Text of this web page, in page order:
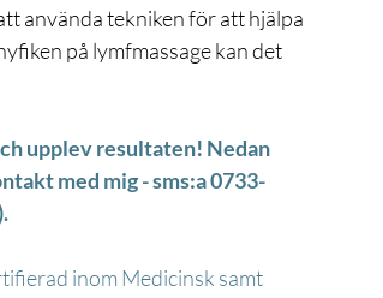
använda tekniken för att hjälpa
på lymfmassage kan det
upplev resultaten! Nedan
med mig - sms:a 0733-
inom Medicinsk samt